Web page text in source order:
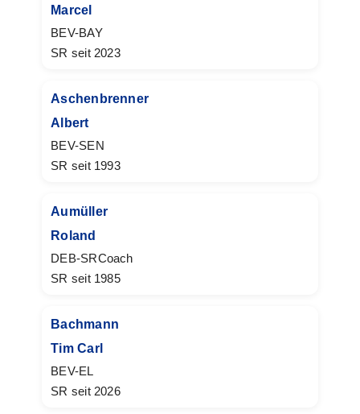
Marcel
BEV-BAY
SR seit 2023
Aschenbrenner
Albert
BEV-SEN
SR seit 1993
Aumüller
Roland
DEB-SRCoach
SR seit 1985
Bachmann
Tim Carl
BEV-EL
SR seit 2026